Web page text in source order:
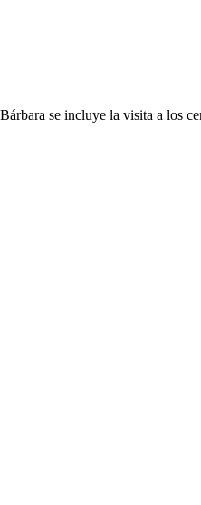
se incluye la visita a los